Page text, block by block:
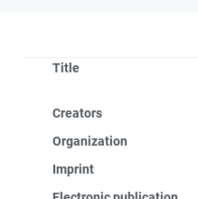
Title
Creators
Organization
Imprint